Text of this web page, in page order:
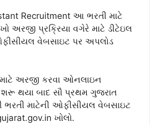
Recruitment આ ભરતી માટે
અરજી પ્રક્રિયા વગેરે માટે ડીટેઇલ
વેબસાઇટ પર અપલોડ
અરજી કરવા ઓનલાઇન
થયા બાદ સૌ પ્રથમ ગુજરાત
ભરતી માટેની ઓફીસીયલ વેબસાઇટ
ખોલો.